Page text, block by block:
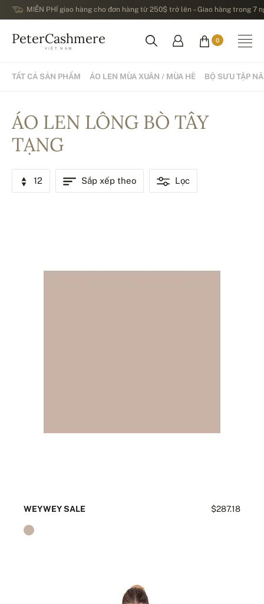
MIỄN PHÍ giao hàng cho đơn hàng từ 250$ trở lên – Giao hàng trong 7
PeterCashmere
VIỆT NAM
0
ÁO LEN LÔNG BÒ TÂY
TẠNG
12 Sắp xếp theo Lọc
TẤT CẢ SẢN PHẨM ÁO LEN MÙA XUÂN / MÙA HÈ BỘ SƯU TẬP
$287.18
WEYWEY SALE